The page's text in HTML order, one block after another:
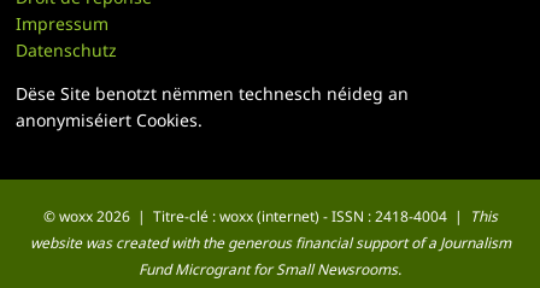
Impressum
Datenschutz
Dëse Site benotzt nëmmen technesch néideg an
anonymiséiert Cookies.
© woxx 2026 | Titre-clé : woxx (internet) - ISSN : 2418-4004 |
This
website was created with the generous financial support of a Journalism
Fund Microgrant for Small Newsrooms.